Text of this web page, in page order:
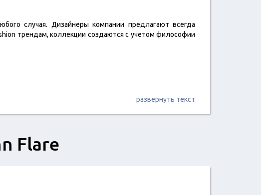
случая. Дизайнеры компании предлагают всегда
трендам, коллекции создаются с учетом философии
развернуть текст
Flare